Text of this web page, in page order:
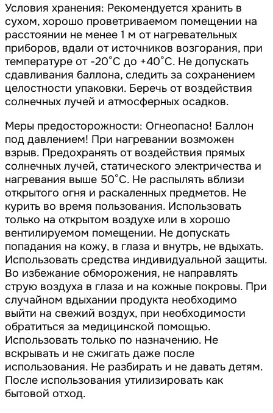
Условия хранения: Рекомендуется хранить в
сухом, хорошо проветриваемом помещении на
расстоянии не менее 1 м от нагревательных
приборов, вдали от источников возгорания, при
температуре от -20°С до +40°С. Не допускать
сдавливания баллона, следить за сохранением
целостности упаковки. Беречь от воздействия
солнечных лучей и атмосферных осадков.
Меры предосторожности: Огнеопасно! Баллон
под давлением! При нагревании возможен
взрыв. Предохранять от воздействия прямых
солнечных лучей, статического электричества и
нагревания выше 50°С. Не распылять вблизи
открытого огня и раскаленных предметов. Не
курить во время пользования. Использовать
только на открытом воздухе или в хорошо
вентилируемом помещении. Не допускать
попадания на кожу, в глаза и внутрь, не вдыхать.
Использовать средства индивидуальной защиты.
Во избежание обморожения, не направлять
струю воздуха в глаза и на кожные покровы. При
случайном вдыхании продукта необходимо
выйти на свежий воздух, при необходимости
обратиться за медицинской помощью.
Использовать только по назначению. Не
вскрывать и не сжигать даже после
использования. Не разбирать и не давать детям.
После использования утилизировать как
бытовой отход.